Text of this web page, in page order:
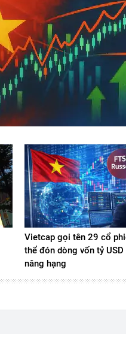
Vietcap gọi tên 29 cổ
thể đón dòng vốn tỷ USD
nâng hạng